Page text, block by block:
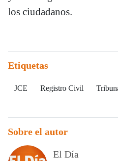
los ciudadanos.
Etiquetas
JCE Registro Civil
Sobre el autor
El Día